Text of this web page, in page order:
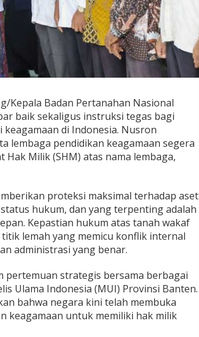
Kepala Badan Pertanahan Nasional
baik sekaligus instruksi tegas bagi
di Indonesia. Nusron
lembaga pendidikan keagamaan segera
Milik (SHM) atas nama lembaga,
proteksi maksimal terhadap aset
hukum, dan yang terpenting adalah
Kepastian hukum atas tanah wakaf
lemah yang memicu konflik internal
administrasi yang benar.
pertemuan strategis bersama berbagai
Ulama Indonesia (MUI) Provinsi Banten.
bahwa negara kini telah membuka
keagamaan untuk memiliki hak milik